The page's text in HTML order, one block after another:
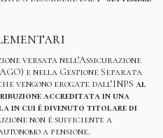
versata nell’Assicurazione
e nella Gestione Separata
vengono erogate dall’INPS al
accreditata in una
in cui è divenuto titolare di
non è sufficiente a
a pensione.